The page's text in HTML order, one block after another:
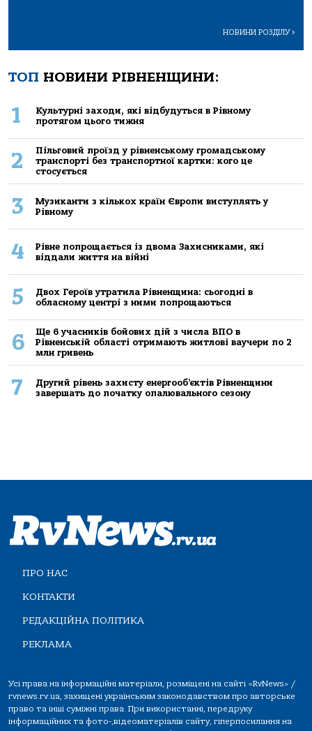
НОВИНИ РОЗДІЛУ>
ТОП НОВИНИ РІВНЕНЩИНИ:
1
Культурні заходи, які відбудуться в Рівному
протягом цього тижня
2
Пільговий проїзд у рівненському громадському
транспорті без транспортної картки: кого це
стосується
3
Музиканти з кількох країн Європи виступлять у
Рівному
4
Рівне попрощається із двома Захисниками, які
віддали життя на війні
5
Двох Героїв утратила Рівненщина: сьогодні в
обласному центрі з ними попрощаються
6
Ще 6 учасників бойових дій з числа ВПО в
Рівненській області отримають житлові ваучери по 2
млн гривень
7
Другий рівень захисту енергооб’єктів Рівненщини
завершать до початку опалювального сезону
ПРО НАС
КОНТАКТИ
РЕДАКЦІЙНА ПОЛІТИКА
РЕКЛАМА
Усі права на інформаційні матеріали, розміщені на сайті «RvNews» /
rvnews.rv.ua, захищені українським законодавством про авторське
право та інші суміжні права. При використанні, передруку
інформаційних та фото-,відеоматеріалів сайту, гіперпосилання на